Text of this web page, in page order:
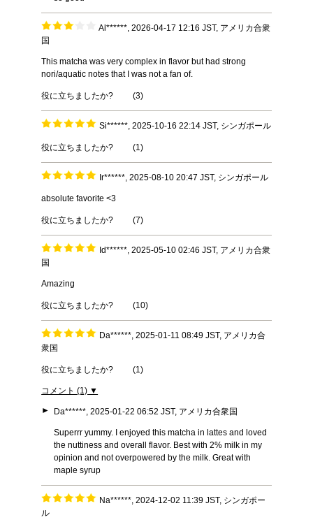
Al******, 2026-04-17 12:16 JST, アメリカ合衆
国
This matcha was very complex in flavor but had strong
nori/aquatic notes that I was not a fan of.
役に立ちましたか? (3)
Si******, 2025-10-16 22:14 JST, シンガポール
役に立ちましたか? (1)
Ir******, 2025-08-10 20:47 JST, シンガポール
absolute favorite <3
役に立ちましたか? (7)
Id******, 2025-05-10 02:46 JST, アメリカ合衆
国
Amazing
役に立ちましたか? (10)
Da******, 2025-01-11 08:49 JST, アメリカ合
衆国
役に立ちましたか? (1)
コメント (1) ▼
►
Da******, 2025-01-22 06:52 JST, アメリカ合衆国
Superrr yummy. I enjoyed this matcha in lattes and loved
the nuttiness and overall flavor. Best with 2% milk in my
opinion and not overpowered by the milk. Great with
maple syrup
Na******, 2024-12-02 11:39 JST, シンガポー
ル